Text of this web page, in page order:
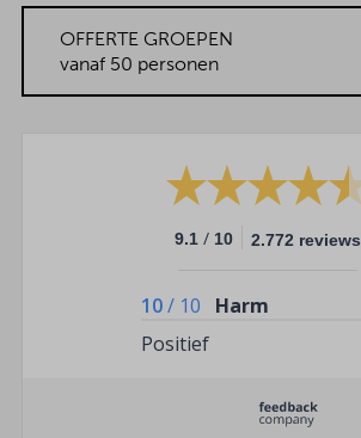
OFFERTE GROEPEN
vanaf 50 personen
9.1 / 10 2.772 reviews
10/ 10
Harm
Positief